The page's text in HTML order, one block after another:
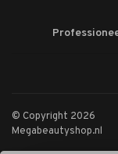
© Copyright 2026
Megabeautyshop.nl